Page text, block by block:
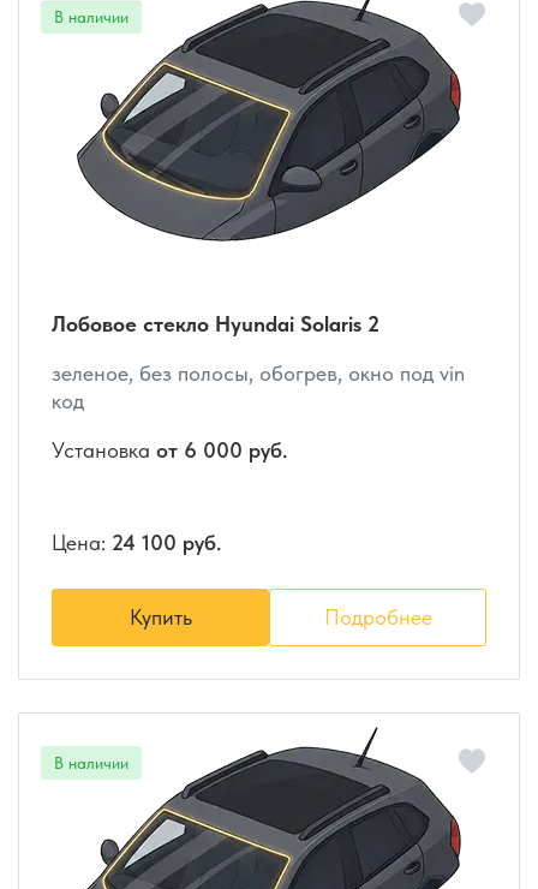
Лобовое стекло Hyundai Solaris 2
зеленое, без полосы, обогрев, окно под vin
код
Установка от 6 000 руб.
Цена: 24 100 руб.
Купить Подробнее